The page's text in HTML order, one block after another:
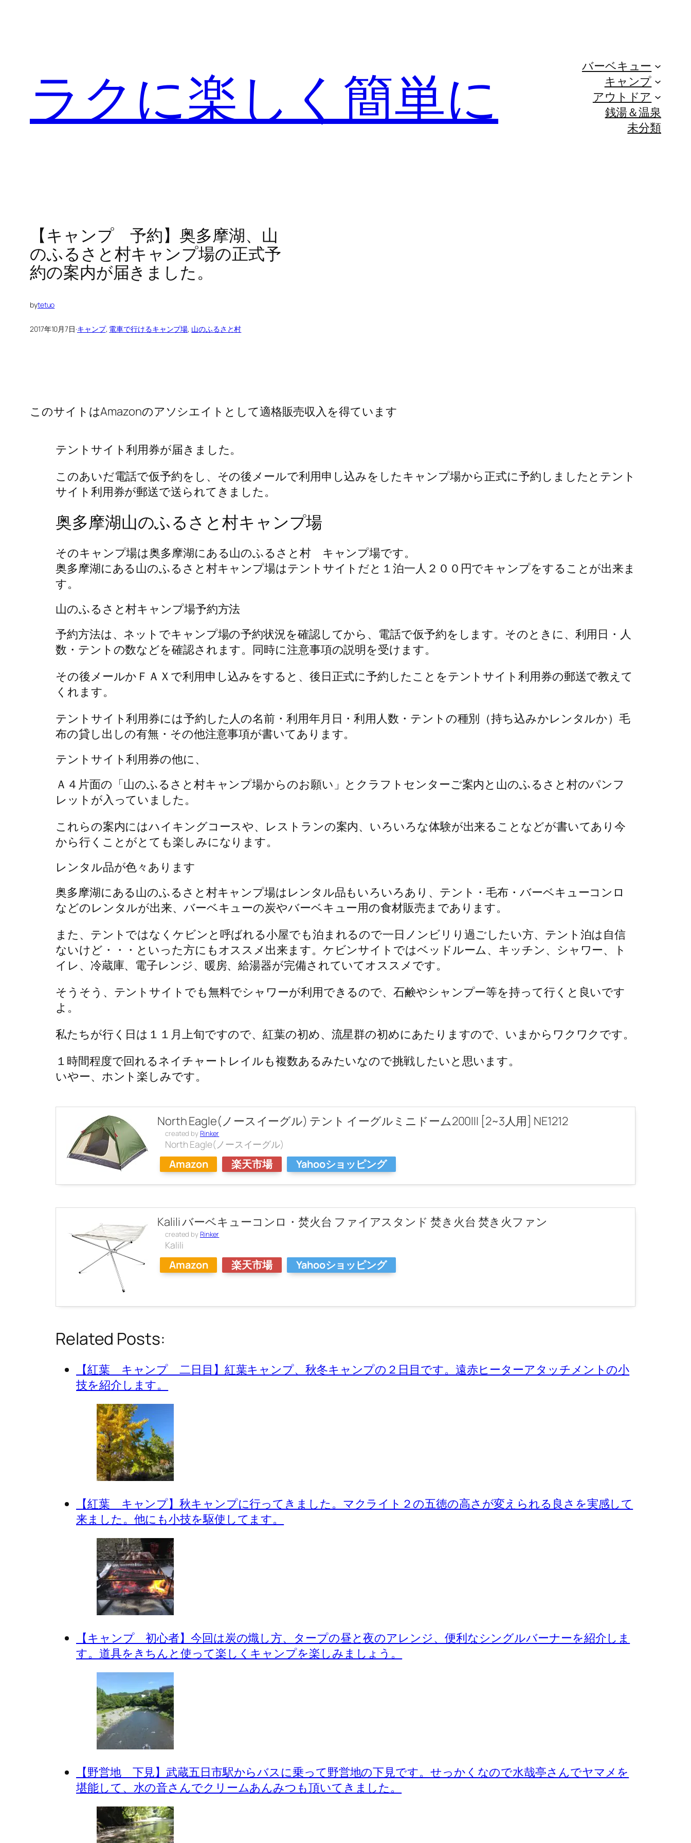
ラクに楽しく簡単に
バーベキュー
キャンプ
アウトドア
銭湯＆温泉
未分類
【キャンプ 予約】奥多摩湖、山
のふるさと村キャンプ場の正式予
約の案内が届きました。
bytetuo
2017年10月7日·キャンプ, 電車で行けるキャンプ場, 山のふるさと村
このサイトはAmazonのアソシエイトとして適格販売収入を得ています
テントサイト利用券が届きました。
このあいだ電話で仮予約をし、その後メールで利用申し込みをしたキャンプ場から正式に予約しましたとテント
サイト利用券が郵送で送られてきました。
奥多摩湖山のふるさと村キャンプ場
そのキャンプ場は奥多摩湖にある山のふるさと村 キャンプ場です。
奥多摩湖にある山のふるさと村キャンプ場はテントサイトだと１泊一人２００円でキャンプをすることが出来ま
す。
山のふるさと村キャンプ場予約方法
予約方法は、ネットでキャンプ場の予約状況を確認してから、電話で仮予約をします。そのときに、利用日・人
数・テントの数などを確認されます。同時に注意事項の説明を受けます。
その後メールかＦＡＸで利用申し込みをすると、後日正式に予約したことをテントサイト利用券の郵送で教えて
くれます。
テントサイト利用券には予約した人の名前・利用年月日・利用人数・テントの種別（持ち込みかレンタルか）毛
布の貸し出しの有無・その他注意事項が書いてあります。
テントサイト利用券の他に、
Ａ４片面の「山のふるさと村キャンプ場からのお願い」とクラフトセンターご案内と山のふるさと村のパンフ
レットが入っていました。
これらの案内にはハイキングコースや、レストランの案内、いろいろな体験が出来ることなどが書いてあり今
から行くことがとても楽しみになります。
レンタル品が色々あります
奥多摩湖にある山のふるさと村キャンプ場はレンタル品もいろいろあり、テント・毛布・バーベキューコンロ
などのレンタルが出来、バーベキューの炭やバーベキュー用の食材販売まであります。
また、テントではなくケビンと呼ばれる小屋でも泊まれるので一日ノンビリり過ごしたい方、テント泊は自信
ないけど・・・といった方にもオススメ出来ます。ケビンサイトではベッドルーム、キッチン、シャワー、ト
イレ、冷蔵庫、電子レンジ、暖房、給湯器が完備されていてオススメです。
そうそう、テントサイトでも無料でシャワーが利用できるので、石鹸やシャンプー等を持って行くと良いです
よ。
私たちが行く日は１１月上旬ですので、紅葉の初め、流星群の初めにあたりますので、いまからワクワクです。
１時間程度で回れるネイチャートレイルも複数あるみたいなので挑戦したいと思います。
いやー、ホント楽しみです。
North Eagle(ノースイーグル) テント イーグルミニドーム200III [2~3人用] NE1212
created by Rinker
North Eagle(ノースイーグル)
Amazon 楽天市場 Yahooショッピング
Kalili バーベキューコンロ・焚火台 ファイアスタンド 焚き火台 焚き火ファン
created by Rinker
Kalili
Amazon 楽天市場 Yahooショッピング
Related Posts:
【紅葉 キャンプ 二日目】紅葉キャンプ、秋冬キャンプの２日目です。遠赤ヒーターアタッチメントの小
技を紹介します。
【紅葉 キャンプ】秋キャンプに行ってきました。マクライト２の五徳の高さが変えられる良さを実感して
来ました。他にも小技を駆使してます。
【キャンプ 初心者】今回は炭の熾し方、タープの昼と夜のアレンジ、便利なシングルバーナーを紹介しま
す。道具をきちんと使って楽しくキャンプを楽しみましょう。
【野営地 下見】武蔵五日市駅からバスに乗って野営地の下見です。せっかくなので水哉亭さんでヤマメを
堪能して、水の音さんでクリームあんみつも頂いてきました。